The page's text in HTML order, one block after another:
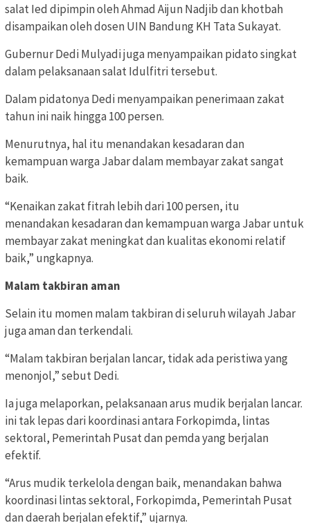
salat Ied dipimpin oleh Ahmad Aijun Nadjib dan khotbah
disampaikan oleh dosen UIN Bandung KH Tata Sukayat.
Gubernur Dedi Mulyadi juga menyampaikan pidato singkat
dalam pelaksanaan salat Idulfitri tersebut.
Dalam pidatonya Dedi menyampaikan penerimaan zakat
tahun ini naik hingga 100 persen.
Menurutnya, hal itu menandakan kesadaran dan
kemampuan warga Jabar dalam membayar zakat sangat
baik.
“Kenaikan zakat fitrah lebih dari 100 persen, itu
menandakan kesadaran dan kemampuan warga Jabar untuk
membayar zakat meningkat dan kualitas ekonomi relatif
baik,” ungkapnya.
Malam takbiran aman
Selain itu momen malam takbiran di seluruh wilayah Jabar
juga aman dan terkendali.
“Malam takbiran berjalan lancar, tidak ada peristiwa yang
menonjol,” sebut Dedi.
Ia juga melaporkan, pelaksanaan arus mudik berjalan lancar.
ini tak lepas dari koordinasi antara Forkopimda, lintas
sektoral, Pemerintah Pusat dan pemda yang berjalan
efektif.
“Arus mudik terkelola dengan baik, menandakan bahwa
koordinasi lintas sektoral, Forkopimda, Pemerintah Pusat
dan daerah berjalan efektif,” ujarnya.